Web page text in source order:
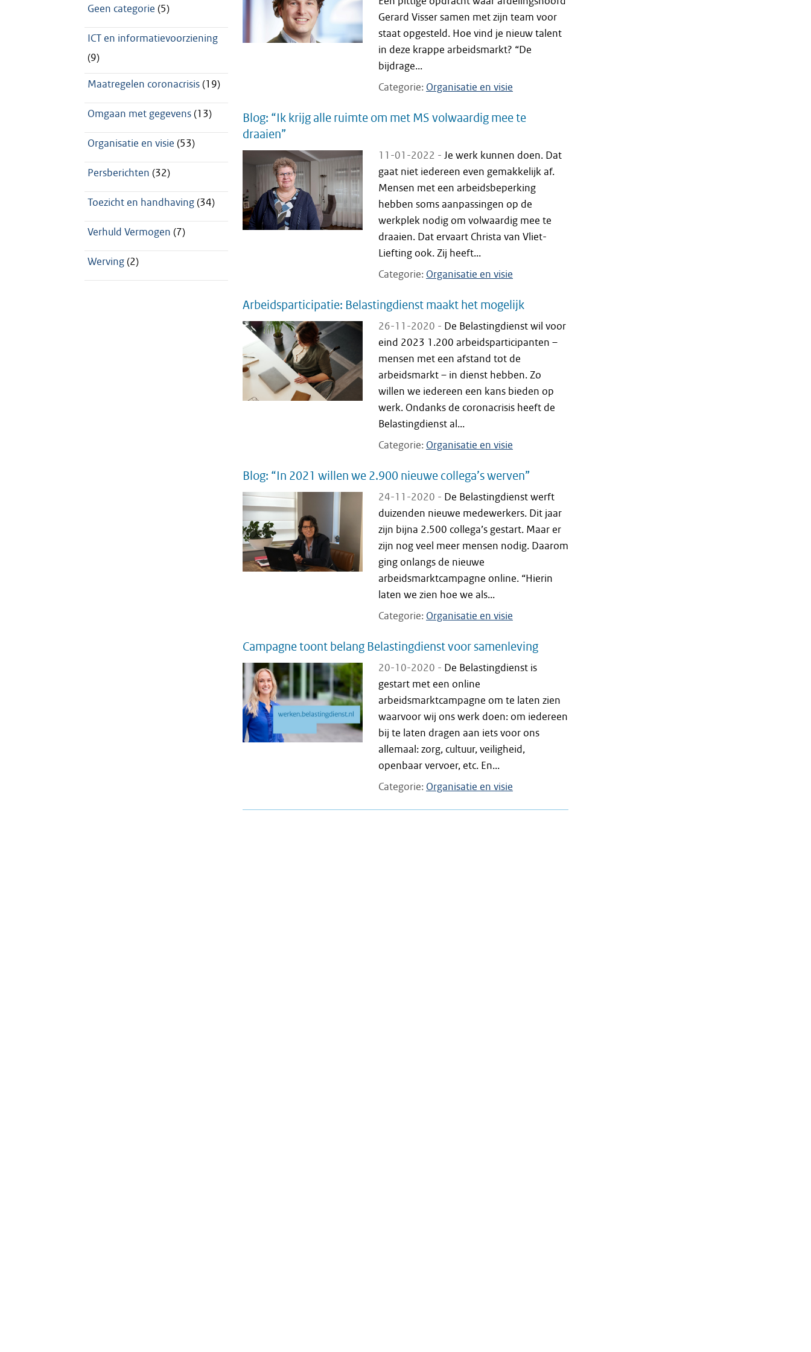
Geen categorie (5)
ICT en informatievoorziening
(9)
Maatregelen coronacrisis(19)
Omgaan met gegevens(13)
Organisatie en visie (53)
Persberichten (32)
Toezicht en handhaving(34)
Verhuld Vermogen (7)
Werving(2)
Gerard Visser samen met zijn team voor
staat opgesteld. Hoe vind je nieuw talent
in deze krappe arbeidsmarkt? “De
bijdrage...
Categorie Organisatie en visie
Blog: “Ik krijg alle ruimte om met MS volwaardig mee te
draaien”
11-01-2022 - Je werk kunnen doen. Dat
gaat niet iedereen even gemakkelijk af.
Mensen met een arbeidsbeperking
hebben soms aanpassingen op de
werkplek nodig om volwaardig mee te
draaien. Dat ervaart Christa van Vliet-
Liefting ook. Zij heeft...
Categorie Organisatie en visie
Arbeidsparticipatie: Belastingdienst maakt het mogelijk
26-11-2020 - De Belastingdienst wil voor
eind 2023 1.200 arbeidsparticipanten –
mensen met een afstand tot de
arbeidsmarkt – in dienst hebben. Zo
willen we iedereen een kans bieden op
werk. Ondanks de coronacrisis heeft de
Belastingdienst al...
Categorie Organisatie en visie
Blog: “In 2021 willen we 2.900 nieuwe collega’s werven”
24-11-2020 - De Belastingdienst werft
duizenden nieuwe medewerkers. Dit jaar
zijn bijna 2.500 collega’s gestart. Maar er
zijn nog veel meer mensen nodig. Daarom
ging onlangs de nieuwe
arbeidsmarktcampagne online. “Hierin
laten we zien hoe we als...
Categorie Organisatie en visie
Campagne toont belang Belastingdienst voor samenleving
20-10-2020 - De Belastingdienst is
gestart met een online
arbeidsmarktcampagne om te laten zien
waarvoor wij ons werk doen: om iedereen
bij te laten dragen aan iets voor ons
allemaal: zorg, cultuur, veiligheid,
openbaar vervoer, etc. En...
Categorie Organisatie en visie